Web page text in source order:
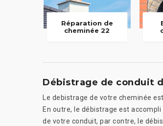
Réparation de
cheminée 22
Débistrage de conduit
Le debistrage de votre cheminée
En outre, le débistrage est
de votre conduit, par contre, le